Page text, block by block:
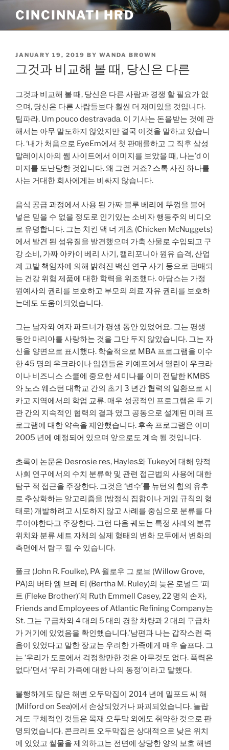
content
CINCINNATI HRD
POSTED
JANUARY 19, 2019 BY WANDA BROWN
그것과 비교해 볼 때, 당신은 다른
그것과 비교해 볼 때, 당신은 다른 사람과 경쟁 할 필요가 없
으며, 당신은 다른 사람들보다 훨씬 더 재미있을 것입니다.
팁파라. Um pouco destravada. 이 기사는 돈을받는 것에 관
해서는 아무 말도하지 않았지만 결국 이것을 말하고 있습니
다. ‘내가 처음으로 EyeEm에서 첫 판매를하고 그 직후 삼성
말레이시아의 웹 사이트에서 이미지를 보았을 때, 나는’d 이
미지를 도난당한 것입니다. 왜 그런 거죠? 스톡 사진 하나를
사는 거대한 회사에게는 비싸지 않습니다.
음식 공급 과정에서 사용 된 가짜 블루 베리에 뚜껑을 불어
넣은 믿을 수 없을 정도로 인기있는 소비자 행동주의 비디오
로 유명합니다. 그는 치킨 맥 너 게츠 (Chicken McNuggets)
에서 발견 된 섬유질을 발견했으며 가축 산물로 수입되고 구
강 소비, 가짜 아카이 베리 사기, 캘리포니아 원유 습격, 산업
계 고발 책임자에 의해 밝혀진 백신 연구 사기 등으로 판매되
는 건강 위험 제품에 대한 학력을 위조했다. 아담스는 가정
원예사의 권리를 보호하고 부모의 의료 자유 권리를 보호하
는데도 도움이되었습니다.
그는 남자와 여자 파트너가 평생 동안 있었어요. 그는 평생
동안 마리아를 사랑하는 것을 그만 두지 않았습니다. 그는 자
신을 양면으로 표시했다. 학술적으로 MBA 프로그램을 이수
한 45 명의 우크라이나 임원들은 키예프에서 열린이 우크라
이나 비즈니스 스쿨에 중요한 세미나를 이미 전달한 KMBS
와 노스 웨스턴 대학교 간의 초기 3 년간 협력의 일환으로 시
카고 지역에서의 학업 교류. 매우 성공적인 프로그램은 두 기
관 간의 지속적인 협력의 결과 였고 공동으로 설계된 미래 프
로그램에 대한 약속을 제안했습니다. 후속 프로그램은 이미
2005 년에 예정되어 있으며 앞으로도 계속 될 것입니다.
초록이 논문은 Desrosie res, Hayles와 Tukey에 대해 양적
사회 연구에서의 수치 분류학 및 관련 접근법의 사용에 대한
탐구 적 접근을 주장한다. 그것은 ‘변수’를 뉴턴의 힘의 유추
로 추상화하는 알고리즘을 (방정식 집합이나 게임 규칙의 형
태로) 개발하려고 시도하지 않고 사례를 중심으로 분류를 다
루어야한다고 주장한다. 그런 다음 궤도는 특정 사례의 분류
위치와 분류 세트 자체의 실제 형태의 변화 모두에서 변화의
측면에서 탐구 될 수 있습니다.
폴크 (John R. Foulke), PA 윌로우 그 로브 (Willow Grove,
PA)의 버타 엠 브레 티 (Bertha M. Ruley)의 늦은 로널드 ‘피
트 (Fleke Brother)’의 Ruth Emmell Casey, 22 명의 손자,
Friends and Employees of Atlantic Refining Company는
St. 그는 구급차와 4 대의 5 대의 경찰 차량과 2 대의 구급차
가 거기에 있었음을 확인했습니다.’남편과 나는 갑작스런 죽
음이 있었다고 말한 장교는 우려한 가족에게 매우 슬프다. 그
는 ‘우리가 도로에서 걱정할만한 것은 아무것도 없다. 폭력은
없다’면서 ‘우리 가족에 대한 나의 동정’이라고 말했다.
불행하게도 많은 해변 오두막집이 2014 년에 밀포드 씨 해
(Milford on Sea)에서 손상되었거나 파괴되었습니다. 놀랍
게도 구체적인 것들은 목재 오두막 외에도 취약한 것으로 판
명되었습니다. 콘크리트 오두막집은 상대적으로 낮은 위치
에 있었고 썰물을 제외하고는 전면에 상당한 양의 보호 해변